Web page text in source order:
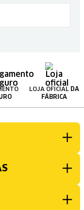
LOJA OFICIAL DA
FÁBRICA